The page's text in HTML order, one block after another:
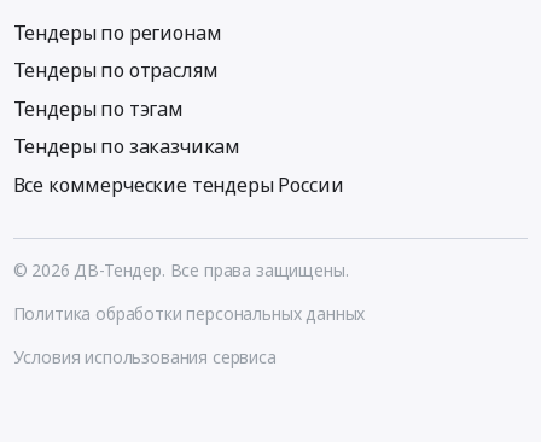
Тендеры по регионам
Тендеры по отраслям
Тендеры по тэгам
Тендеры по заказчикам
Все коммерческие тендеры России
© 2026 ДВ-Тендер. Все права защищены.
Политика обработки персональных данных
Условия использования сервиса